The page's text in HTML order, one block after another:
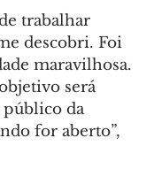
trabalhar
descobri. Foi
maravilhosa.
será
público da
for aberto”,